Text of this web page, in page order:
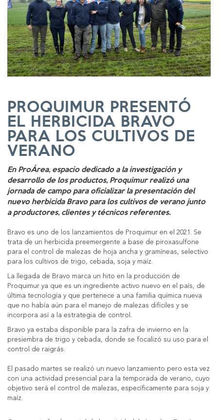
PROQUIMUR PRESENTÓ
EL HERBICIDA BRAVO
PARA LOS CULTIVOS DE
VERANO
En ProÁrea, espacio dedicado a la investigación y
desarrollo de los productos, Proquimur realizó una
jornada de campo para oficializar la presentación del
nuevo herbicida Bravo para los cultivos de verano junto
a productores, clientes y técnicos referentes.
Bravo es uno de los lanzamientos de Proquimur en el 2021. Se
trata de un herbicida preemergente a base de piroxasulfone
para el control de malezas de hoja ancha y gramíneas, selectivo
para los cultivos de trigo, cebada, soja y maíz.
La llegada de Bravo marca un hito en la producción de
Proquimur ya que es un ingrediente activo nuevo en el país, de
última tecnología y que pertenece a una familia química nueva
que no había aún para el manejo de malezas difíciles y se
incorpora así a la estrategia de control.
Bravo ya estaba disponible para la zafra de invierno en la
presiembra de trigo y cebada, donde se focalizó su uso para el
control de raigrás.
El pasado martes se realizó un nuevo lanzamiento pero esta vez
con una actividad presencial para la temporada de verano, cuyo
objetivo será el control de malezas, específicamente para soja y
maíz.